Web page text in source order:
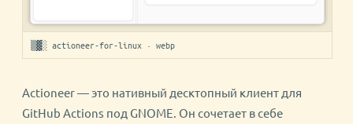
▒▓░ actioneer-for-linux · webp
Actioneer — это нативный десктопный клиент для
GitHub Actions под GNOME. Он сочетает в себе